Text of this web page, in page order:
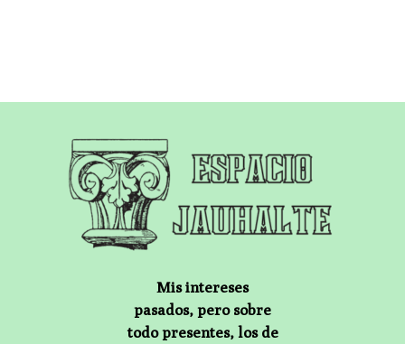
Mis intereses
pasados, pero sobre
todo presentes, los de